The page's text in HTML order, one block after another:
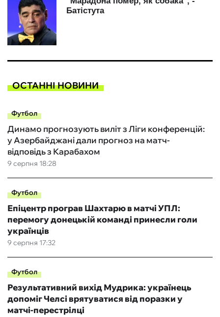
ОСТАННІ НОВИНИ
Футбол
9 серпня 18:28
Динамо прогнозують виліт з Ліги конференцій:
у Азербайджані дали прогноз на матч-
відповідь з Карабахом
Футбол
9 серпня 17:32
Епіцентр програв Шахтарю в матчі УПЛ:
перемогу донецькій команді принесли голи
українців
Футбол
Результативний вихід Мудрика: українець
допоміг Челсі врятуватися від поразки у
матчі-перестрілці